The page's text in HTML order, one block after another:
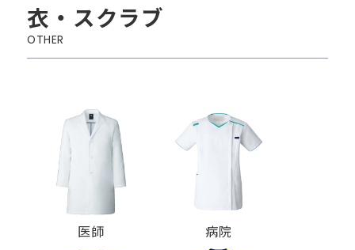
衣・スクラブ
OTHER
医師 病院